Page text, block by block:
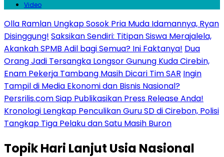
Video
Olla Ramlan Ungkap Sosok Pria Muda Idamannya, Ryan
Disinggung! Saksikan Sendiri: Titipan Siswa Merajalela,
Akankah SPMB Adil bagi Semua? Ini Faktanya! Dua
Orang Jadi Tersangka Longsor Gunung Kuda Cirebin,
Enam Pekerja Tambang Masih Dicari Tim SAR Ingin
Tampil di Media Ekonomi dan Bisnis Nasional?
Persrilis.com Siap Publikasikan Press Release Anda!
Kronologi Lengkap Penculikan Guru SD di Cirebon, Polisi
Tangkap Tiga Pelaku dan Satu Masih Buron
TopikHari Lanjut Usia Nasional